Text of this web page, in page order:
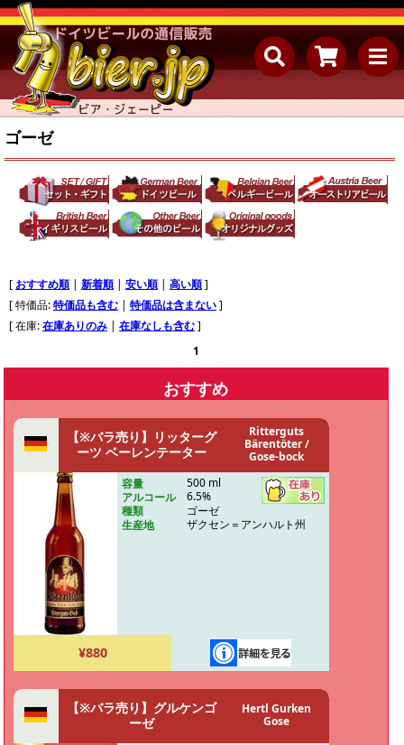
ゴーゼ
[ おすすめ順 | 新着順 | 安い順 | 高い順]
[ 特価品:特価品も含む | 特価品は含まない]
[ 在庫:在庫ありのみ | 在庫なしも含む]
1
おすすめ
【※バラ売り】リッターグ
ーツ ベーレンテーター
Ritterguts
Bärentöter /
Gose-bock
容量
500 ml
アルコール
6.5%
種類
ゴーゼ
生産地
ザクセン＝アンハルト州
¥880
【※バラ売り】グルケンゴ
ーゼ
Hertl Gurken
Gose